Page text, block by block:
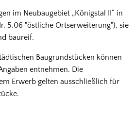
im Neubaugebiet „Königstal II“ in
5.06 "östliche Ortserweiterung"), sie
baureif.
Baugrundstücken können
entnehmen. Die
Erwerb gelten ausschließlich für